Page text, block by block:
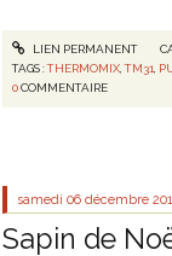
LIEN PERMANENT
TAGS :THERMOMIX ,TM31
0COMMENTAIRE
samedi 06 décembre
Sapin de